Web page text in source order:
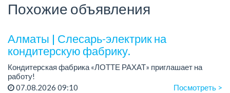
Похожие объявления
Алматы | Слесарь-электрик на
кондитерскую фабрику.
Кондитерская фабрика «ЛОТТЕ РАХАТ» приглашает на
работу!
График работы: сменный.
07.08.2026 09:10 Посмотреть >